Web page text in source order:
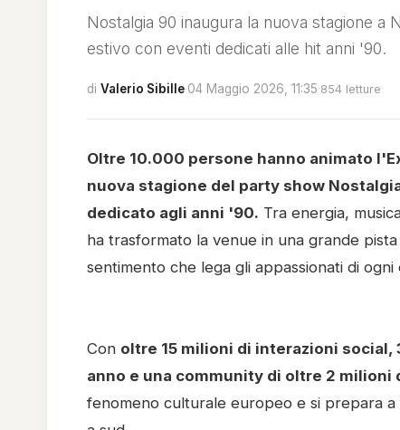
Nostalgia 90 inaugura la nuova stagione a
estivo con eventi dedicati alle hit anni '90.
di Valerio Sibille·04 Maggio 2026, 11:35·854 letture
Oltre 10.000 persone hanno animato
nuova stagione del party show
dedicato agli anni '90. Tra energia,
ha trasformato la venue in una grande
sentimento che lega gli appassionati di ogni
Con oltre 15 milioni di interazioni
anno e una community di oltre 2 milioni
fenomeno culturale europeo e si prepara